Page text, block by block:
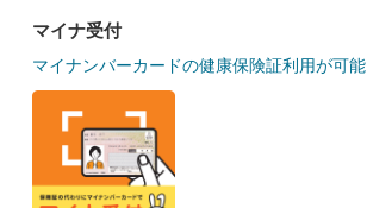
マイナ受付
マイナンバーカードの健康保険証利用が可能